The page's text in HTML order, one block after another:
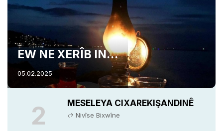
EW NE XERÎB IN…
05.02.2025
2 MESELEYA CIXAREKIŞANDINÊ
Nivîse Bixwîne